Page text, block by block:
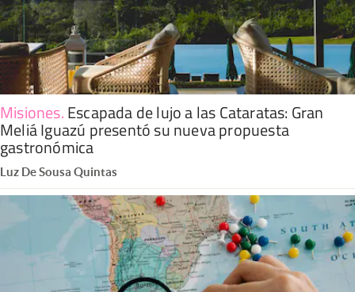
Misiones.Escapada de lujo a las Cataratas: Gran
Meliá Iguazú presentó su nueva propuesta
gastronómica
Luz De Sousa Quintas